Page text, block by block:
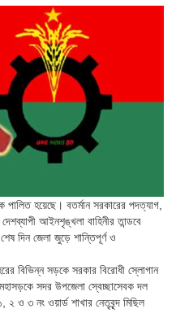
পালিত হয়েছে। বতর্মান সরকারের পদত্যাগ,
আইনশৃঙ্খলা বাহিনীর তান্ডবে
দিন জেলা জুড়ে শান্তিপূর্ণ ও
বিভিন্ন সড়কে সরকার বিরোধী স্লোগান
সদর উপজেলা স্বেচ্ছাসেবক দল
ও ৩ নং ওয়ার্ড শাখার নেতৃবৃন্দ মিছিল